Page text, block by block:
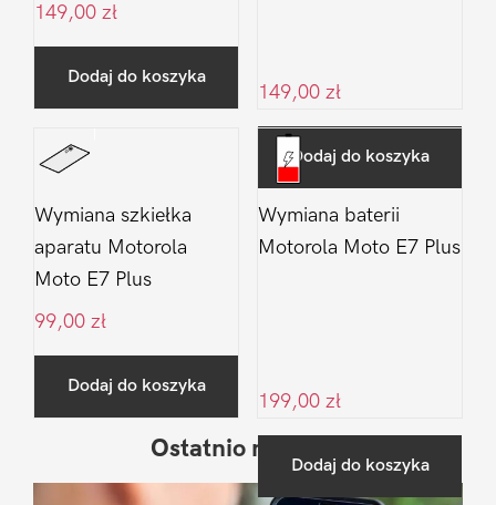
149,00 zł
Dodaj do koszyka
149,00 zł
Dodaj do koszyka
Wymiana szkiełka
aparatu Motorola
Moto E7 Plus
99,00 zł
Dodaj do koszyka
Wymiana baterii
Motorola Moto E7 Plus
199,00 zł
Dodaj do koszyka
Sidebar
Ostatnio na blogu